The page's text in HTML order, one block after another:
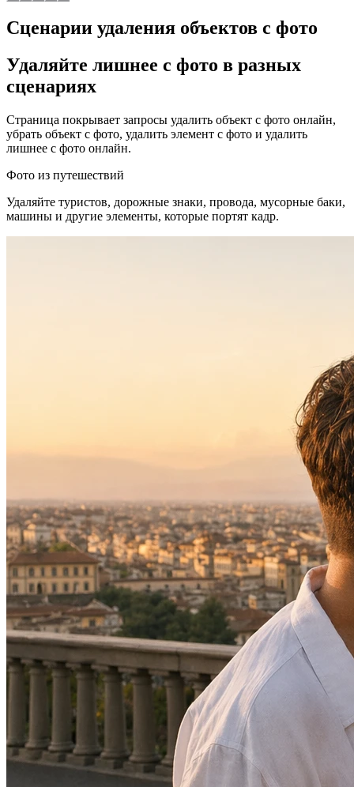
Сценарии удаления объектов с фото
Удаляйте лишнее с фото в разных
сценариях
Страница покрывает запросы удалить объект с фото онлайн,
убрать объект с фото, удалить элемент с фото и удалить
лишнее с фото онлайн.
Фото из путешествий
Удаляйте туристов, дорожные знаки, провода, мусорные баки,
машины и другие элементы, которые портят кадр.